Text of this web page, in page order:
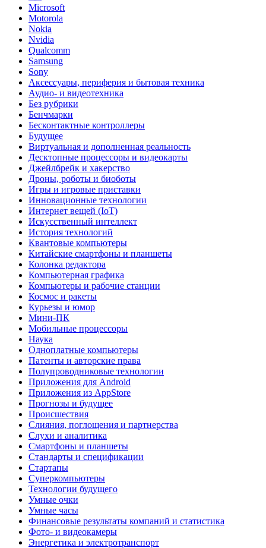
Microsoft
Motorola
Nokia
Nvidia
Qualcomm
Samsung
Sony
Аксессуары, периферия и бытовая техника
Аудио- и видеотехника
Без рубрики
Бенчмарки
Бесконтактные контроллеры
Будущее
Виртуальная и дополненная реальность
Десктопные процессоры и видеокарты
Джейлбрейк и хакерство
Дроны, роботы и биоботы
Игры и игровые приставки
Инновационные технологии
Интернет вещей (IoT)
Искусственный интеллект
История технологий
Квантовые компьютеры
Китайские смартфоны и планшеты
Колонка редактора
Компьютерная графика
Компьютеры и рабочие станции
Космос и ракеты
Курьезы и юмор
Мини-ПК
Мобильные процессоры
Наука
Одноплатные компьютеры
Патенты и авторские права
Полупроводниковые технологии
Приложения для Android
Приложения из AppStore
Прогнозы и будущее
Происшествия
Слияния, поглощения и партнерства
Слухи и аналитика
Смартфоны и планшеты
Стандарты и спецификации
Стартапы
Суперкомпьютеры
Технологии будущего
Умные очки
Умные часы
Финансовые результаты компаний и статистика
Фото- и видеокамеры
Энергетика и электротранспорт